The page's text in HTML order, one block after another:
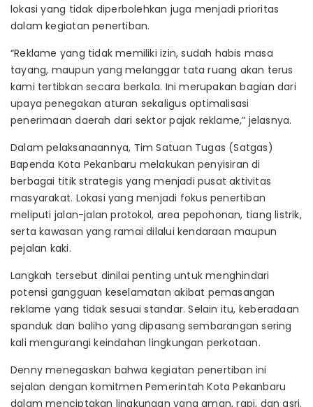
lokasi yang tidak diperbolehkan juga menjadi prioritas
dalam kegiatan penertiban.
“Reklame yang tidak memiliki izin, sudah habis masa
tayang, maupun yang melanggar tata ruang akan terus
kami tertibkan secara berkala. Ini merupakan bagian dari
upaya penegakan aturan sekaligus optimalisasi
penerimaan daerah dari sektor pajak reklame,” jelasnya.
Dalam pelaksanaannya, Tim Satuan Tugas (Satgas)
Bapenda Kota Pekanbaru melakukan penyisiran di
berbagai titik strategis yang menjadi pusat aktivitas
masyarakat. Lokasi yang menjadi fokus penertiban
meliputi jalan-jalan protokol, area pepohonan, tiang listrik,
serta kawasan yang ramai dilalui kendaraan maupun
pejalan kaki.
Langkah tersebut dinilai penting untuk menghindari
potensi gangguan keselamatan akibat pemasangan
reklame yang tidak sesuai standar. Selain itu, keberadaan
spanduk dan baliho yang dipasang sembarangan sering
kali mengurangi keindahan lingkungan perkotaan.
Denny menegaskan bahwa kegiatan penertiban ini
sejalan dengan komitmen Pemerintah Kota Pekanbaru
dalam menciptakan lingkungan yang aman, rapi, dan asri.